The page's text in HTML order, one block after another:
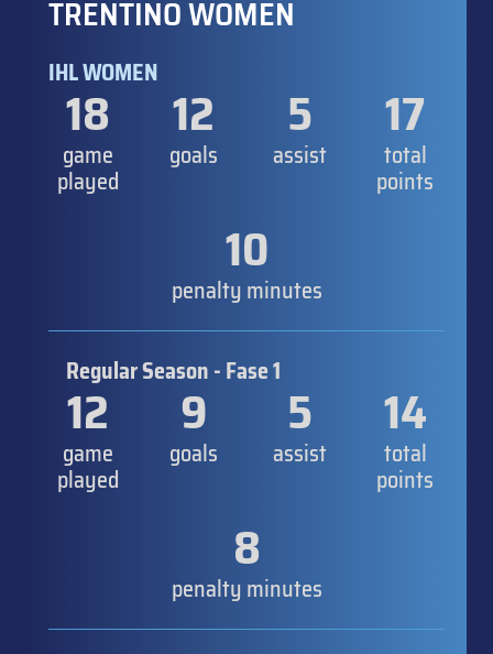
TRENTINO WOMEN
IHL WOMEN
18
game
played
12
goals
5
assist
17
total
points
10
penalty minutes
Regular Season - Fase 1
12
game
played
9
goals
5
assist
14
total
points
8
penalty minutes